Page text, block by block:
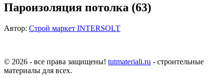
Пароизоляция потолка (63)
Автор: Строй маркет INTERSOLT
© 2026 - все права защищены! tutmateriali.ru - строительные
материалы для всех.